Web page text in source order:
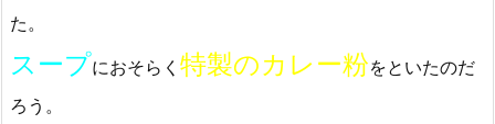
た。
スープにおそらく 特製のカレー粉をといたのだ
ろう。